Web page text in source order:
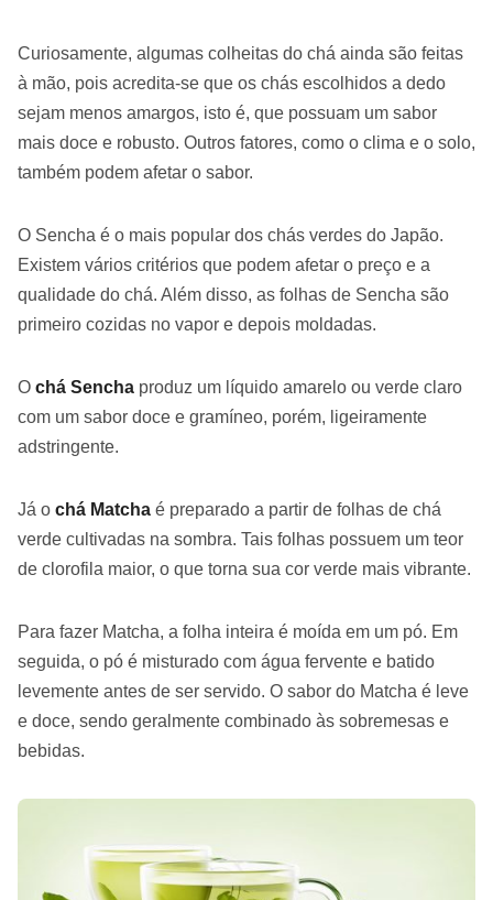
Curiosamente, algumas colheitas do chá ainda são feitas
à mão, pois acredita-se que os chás escolhidos a dedo
sejam menos amargos, isto é, que possuam um sabor
mais doce e robusto. Outros fatores, como o clima e o solo,
também podem afetar o sabor.
O Sencha é o mais popular dos chás verdes do Japão.
Existem vários critérios que podem afetar o preço e a
qualidade do chá. Além disso, as folhas de Sencha são
primeiro cozidas no vapor e depois moldadas.
O chá Sencha produz um líquido amarelo ou verde claro
com um sabor doce e gramíneo, porém, ligeiramente
adstringente.
Já o chá Matcha é preparado a partir de folhas de chá
verde cultivadas na sombra. Tais folhas possuem um teor
de clorofila maior, o que torna sua cor verde mais vibrante.
Para fazer Matcha, a folha inteira é moída em um pó. Em
seguida, o pó é misturado com água fervente e batido
levemente antes de ser servido. O sabor do Matcha é leve
e doce, sendo geralmente combinado às sobremesas e
bebidas.